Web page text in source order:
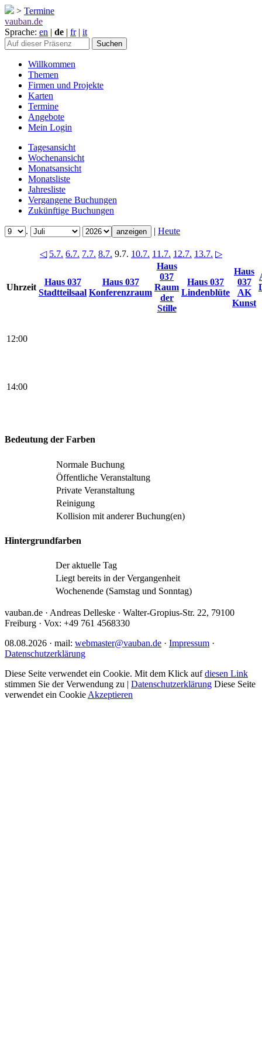
> Termine
vauban.de
Sprache: en | de | fr| it
Willkommen
Themen
Firmen und Projekte
Karten
Termine
Angebote
Mein Login
Tagesansicht
Wochenansicht
Monatsansicht
Monatsliste
Jahresliste
Vergangene Buchungen
Zukünftige Buchungen
. | Heute
◁ 5.7. 6.7. 7.7. 8.7. 9.7. 10.7. 11.7. 12.7. 13.7. ▷
Uhrzeit
Haus 037
Stadtteilsaal
Haus 037
Konferenzraum
Haus
037
Raum
der
Stille
Haus 037
Lindenblüte
Haus
037
AK
Kunst
12:00
14:00
Bedeutung der Farben
Normale Buchung
Öffentliche Veranstaltung
Private Veranstaltung
Reinigung
Kollision mit anderer Buchung(en)
Hintergrundfarben
Der aktuelle Tag
Liegt bereits in der Vergangenheit
Wochenende (Samstag und Sonntag)
vauban.de · Andreas Delleske · Walter-Gropius-Str. 22, 79100
Freiburg · Vox: +49 761 4568330
08.08.2026 · mail: webmaster@vauban.de · Impressum ·
Datenschutzerklärung
Diese Seite verwendet ein Cookie. Mit dem Klick aufdiesen Link
stimmen Sie der Verwendung zu | Datenschutzerklärung Diese Seite
verwendet ein Cookie Akzeptieren